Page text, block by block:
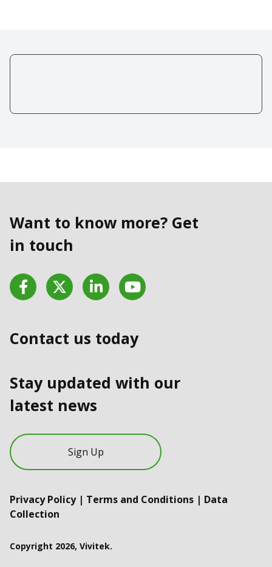
Want to know more? Get
in touch
FacebookTwitter LinkedInYouTube
Contact us today
Stay updated with our
latest news
Sign Up
Privacy Policy| Terms and Conditions | Data
Collection
Copyright 2026, Vivitek.